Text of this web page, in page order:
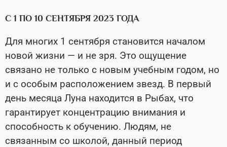
С 1 ПО 10 СЕНТЯБРЯ 2023 ГОДА
Для многих 1 сентября становится началом
новой жизни — и не зря. Это ощущение
связано не только с новым учебным годом, но
и с особым расположением звезд. В первый
день месяца Луна находится в Рыбах, что
гарантирует концентрацию внимания и
способность к обучению. Людям, не
связанным со школой, данный период